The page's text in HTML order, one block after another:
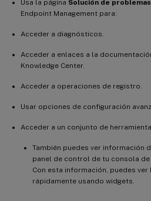
Usa la página Solución de
Endpoint Management para:
Acceder a diagnósticos.
Acceder a enlaces a la
Knowledge Center.
Acceder a operaciones de registro.
Usar opciones de configuración
Acceder a un conjunto de
También puedes ver información
panel de control de tu consola de
Con esta información, puedes
rápidamente usando widgets.